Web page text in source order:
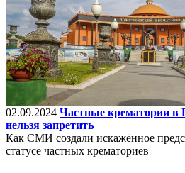
02.09.2024 Частные крематории в
нельзя запретить
Как СМИ создали искажённое
статусе частных крематориев